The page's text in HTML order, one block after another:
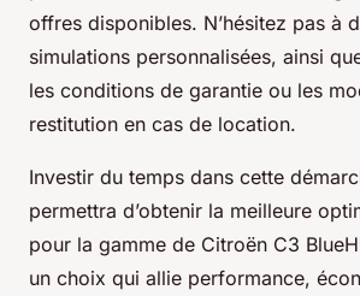
offres disponibles. N’hésitez pas à
simulations personnalisées, ainsi
les conditions de garantie ou les
restitution en cas de location.
Investir du temps dans cette
permettra d’obtenir la meilleure
pour la gamme de Citroën C3
un choix qui allie performance,